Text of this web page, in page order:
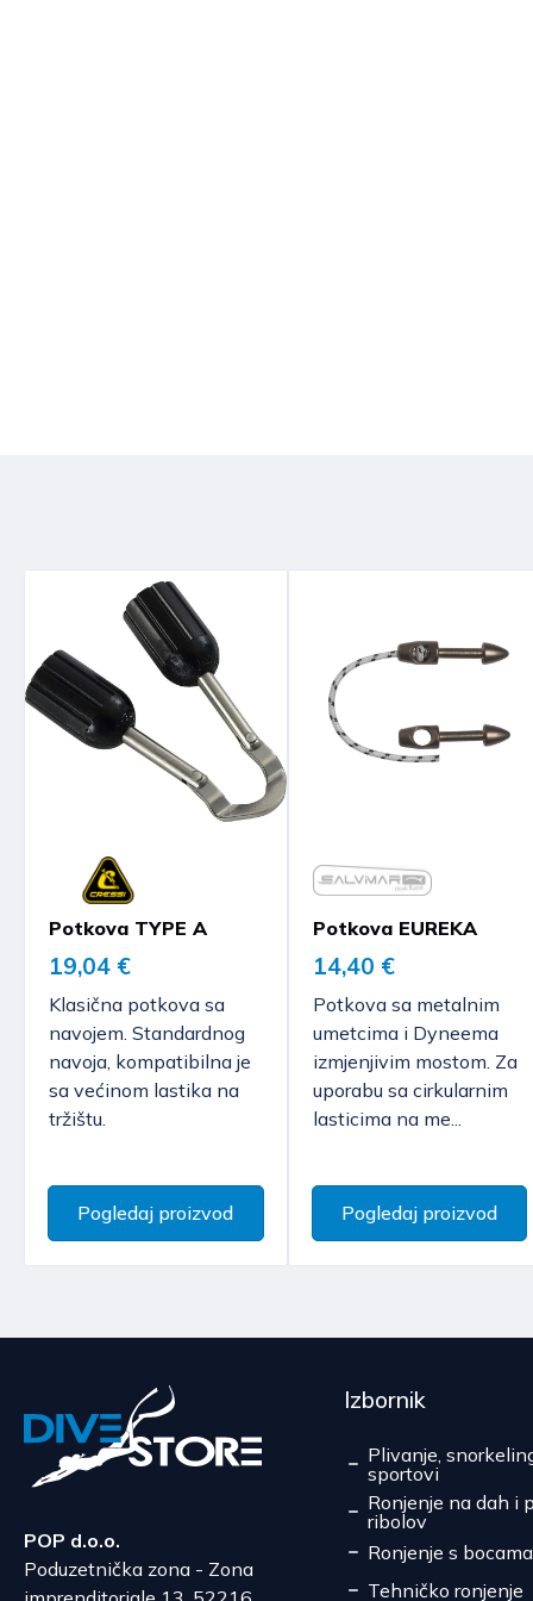
Potkova TYPE A
19,04 €
Klasična potkova sa
navojem. Standardnog
navoja, kompatibilna je
sa većinom lastika na
tržištu.
Pogledaj proizvod
Potkova EUREKA
14,40 €
Potkova sa metalnim
umetcima i Dyneema
izmjenjivim mostom. Za
uporabu sa cirkularnim
lasticima na me...
Pogledaj proizvod
POP d.o.o.
Poduzetnička zona - Zona
Izbornik
Plivanje,
sportovi
Ronjenje na dah i
ribolov
Ronjenje s bocama
Tehničko ronjenje